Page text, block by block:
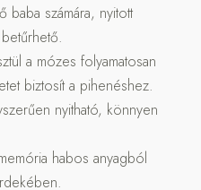
baba számára, nyitott
a mózes folyamatosan
biztosít a pihenéshez.
nyitható, könnyen
habos anyagból